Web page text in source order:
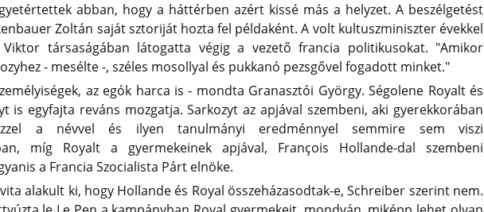
abban, hogy a háttérben azért kissé más a helyzet. A beszélgetést
Zoltán saját sztoriját hozta fel példaként. A volt kultuszminiszter évekkel
társaságában látogatta végig a vezető francia politikusokat. "Amikor
- mesélte -, széles mosollyal és pukkanó pezsgővel fogadott minket."
az egók harca is - mondta Granasztói György. Ségolene Royalt és
is egyfajta reváns mozgatja. Sarkozyt az apjával szembeni, aki gyerekkorában
a névvel és ilyen tanulmányi eredménnyel semmire sem viszi
míg Royalt a gyermekeinek apjával, François Hollande-dal szembeni
a Francia Szocialista Párt elnöke.
alakult ki, hogy Hollande és Royal összeházasodtak-e, Schreiber szerint nem.